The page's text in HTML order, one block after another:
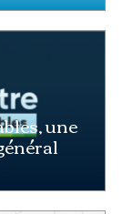
une